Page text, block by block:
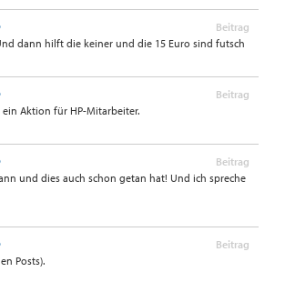
Beitrag
dann hilft die keiner und die 15 Euro sind futsch
Beitrag
Aktion für HP-Mitarbeiter.
Beitrag
und dies auch schon getan hat! Und ich spreche
Beitrag
Posts).